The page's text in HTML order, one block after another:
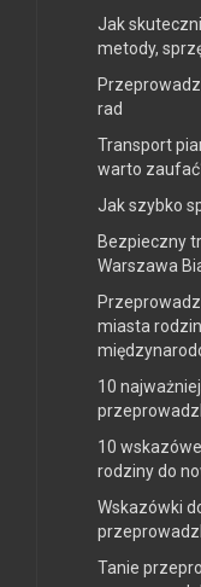
Jak
metody,
rad
Transport
warto
Jak szybko
Bezpieczny
Warszawa
miasta
10
10
rodziny do
Wskazówki
Tanie